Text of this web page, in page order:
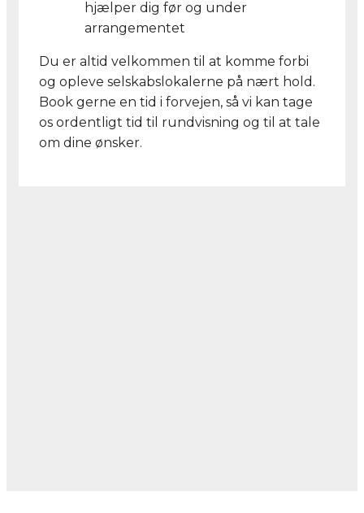
hjælper dig før og under
arrangementet
Du er altid velkommen til at komme forbi
og opleve selskabslokalerne på nært hold.
Book gerne en tid i forvejen, så vi kan tage
os ordentligt tid til rundvisning og til at tale
om dine ønsker.